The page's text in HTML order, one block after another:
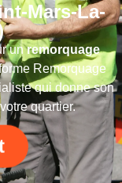
Mars-La-
unremorquage
Remorquage
qui donne son
quartier.